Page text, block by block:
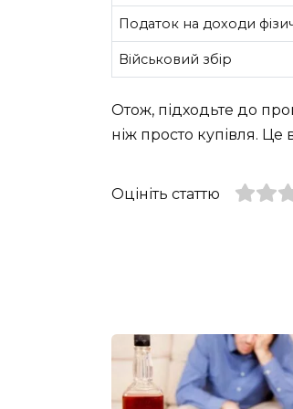
Податок на доходи
Військовий збір
Отож, підходьте до
ніж просто купівля.
Оцініть статтю